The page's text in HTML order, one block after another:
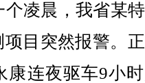
凌晨，我省某
目突然报警。
康连夜驱车9小